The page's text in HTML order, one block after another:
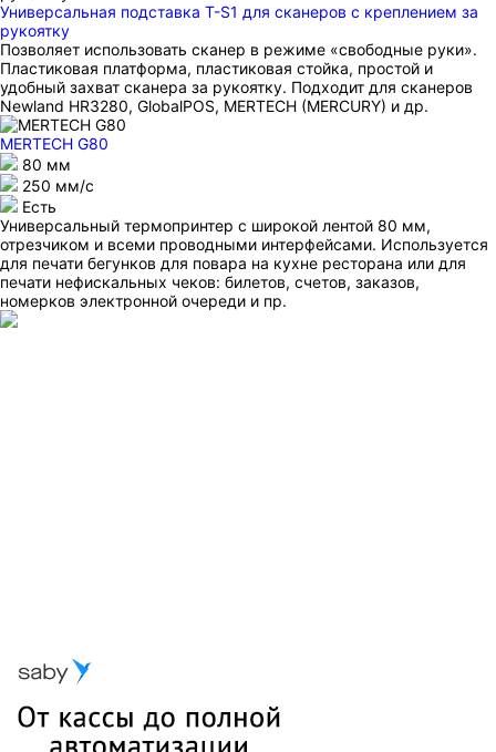
Универсальная подставка T-S1 для сканеров с креплением за
рукоятку
Позволяет использовать сканер в режиме «свободные руки».
Пластиковая платформа, пластиковая стойка, простой и
удобный захват сканера за рукоятку. Подходит для сканеров
Newland HR3280, GlobalPOS, MERTECH (MERCURY) и др.
MERTECH G80
80 мм
250 мм/с
Есть
Универсальный термопринтер с широкой лентой 80 мм,
отрезчиком и всеми проводными интерфейсами. Используется
для печати бегунков для повара на кухне ресторана или для
печати нефискальных чеков: билетов, счетов, заказов,
номерков электронной очереди и пр.